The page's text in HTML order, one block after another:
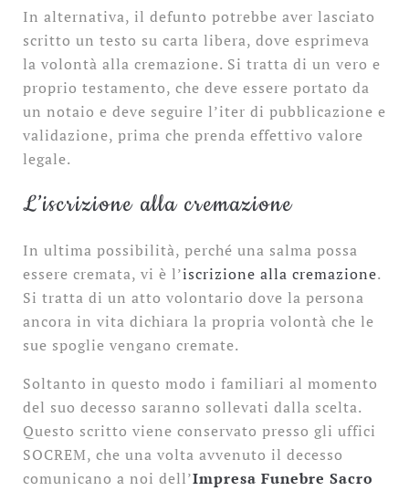
In alternativa, il defunto potrebbe aver lasciato
scritto un testo su carta libera, dove esprimeva
la volontà alla cremazione. Si tratta di un vero e
proprio testamento, che deve essere portato da
un notaio e deve seguire l’iter di pubblicazione e
validazione, prima che prenda effettivo valore
legale.
L’iscrizione alla cremazione
In ultima possibilità, perché una salma possa
essere cremata, vi è l’iscrizione alla cremazione.
Si tratta di un atto volontario dove la persona
ancora in vita dichiara la propria volontà che le
sue spoglie vengano cremate.
Soltanto in questo modo i familiari al momento
del suo decesso saranno sollevati dalla scelta.
Questo scritto viene conservato presso gli uffici
SOCREM, che una volta avvenuto il decesso
comunicano a noi dell’Impresa Funebre Sacro